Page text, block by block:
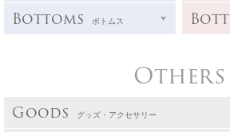
Bottoms ボトムス
Others
Goods グッズ・アクセサリー